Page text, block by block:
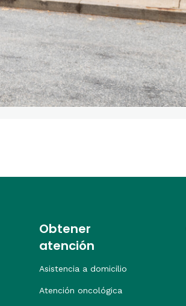
Obtener
atención
Asistencia a domicilio
Atención oncológica